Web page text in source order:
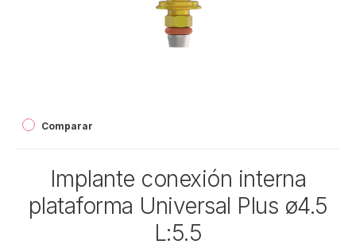
Comparar
Implante conexión interna
plataforma Universal Plus ø4.5
L:5.5